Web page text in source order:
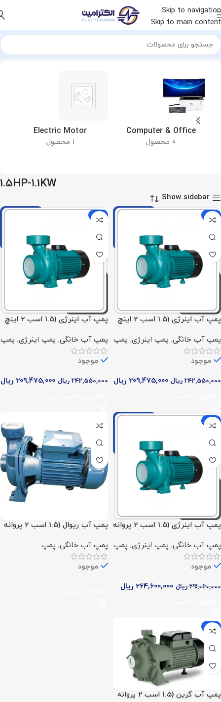
Skip to navigation
Skip to main content
خانه محصول توان 1.5HP-1.1KW
Computer & Office
0 محصول
Electric Motor
1 محصول
1.5HP-1.1KW
Show sidebar
-14%
پمپ آب اینرژی (1.5 اسب 2 اینچ
پمپ آب خانگی, پمپ اینرژی, پمپ
موجود
242,550,000 ریال 209,475,000 ریال
-14%
پمپ آب اینرژی (1.5 اسب 2 اینچ
پمپ آب خانگی, پمپ اینرژی, پمپ
موجود
242,550,000 ریال 209,475,000 ریال
-9%
پمپ آب اینرژی (1.5 اسب 2 پروانه
پمپ آب خانگی, پمپ اینرژی, پمپ
موجود
291,060,000 ریال 264,600,000 ریال
پمپ آب ریوال (1.5 اسب 2 پروانه
پمپ آب خانگی, پمپ
موجود
-14%
پمپ آب گرین (1.5 اسب 2 پروانه